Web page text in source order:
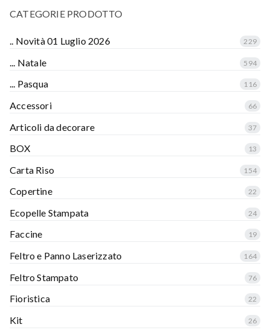
CATEGORIE PRODOTTO
.. Novità 01 Luglio 2026 229
... Natale 594
... Pasqua 116
Accessori 66
Articoli da decorare 37
BOX 13
Carta Riso 154
Copertine 22
Ecopelle Stampata 24
Faccine 19
Feltro e Panno Laserizzato 164
Feltro Stampato 76
Fioristica 22
Kit 26